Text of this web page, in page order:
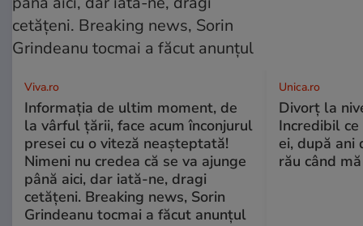
Viva.ro
Informația de ultim moment, de
la vârful țării, face acum înconjurul
presei cu o viteză neașteptată!
Nimeni nu credea că se va ajunge
până aici, dar iată-ne, dragi
cetățeni. Breaking news, Sorin
Grindeanu tocmai a făcut anunțul
Unica.ro
Divorț la
Incredibil
ei, după ani
rău când